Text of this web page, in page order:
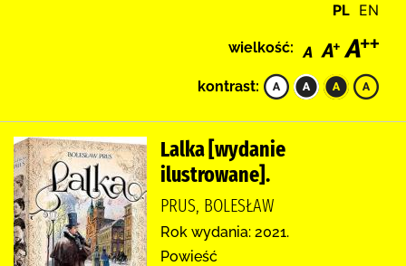
PL EN
wielkość:
kontrast:
Lalka [wydanie
ilustrowane].
PRUS, BOLESŁAW
Rok wydania: 2021.
Powieść